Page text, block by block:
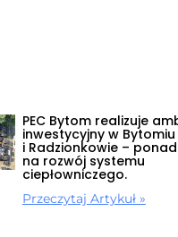
PEC Bytom realizuje
inwestycyjny w Bytomiu
i Radzionkowie – ponad
na rozwój systemu
ciepłowniczego.
Przeczytaj Artykuł »